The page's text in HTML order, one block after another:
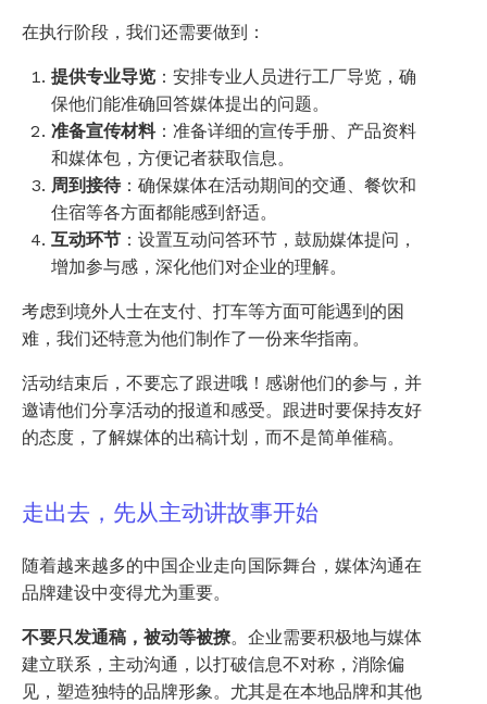
在执行阶段，我们还需要做到：
提供专业导览 ：安排专业人员进行工厂导览，确
保他们能准确回答媒体提出的问题。
准备宣传材料：准备详细的宣传手册、产品资料
和媒体包，方便记者获取信息。
周到接待：确保媒体在活动期间的交通、餐饮和
住宿等各方面都能感到舒适。
互动环节 ：设置互动问答环节，鼓励媒体提问，
增加参与感，深化他们对企业的理解。
考虑到境外人士在支付、打车等方面可能遇到的困
难，我们还特意为他们制作了一份来华指南。
活动结束后，不要忘了跟进哦！感谢他们的参与，并
邀请他们分享活动的报道和感受。跟进时要保持友好
的态度，了解媒体的出稿计划，而不是简单催稿。
走出去，先从主动讲故事开始
随着越来越多的中国企业走向国际舞台，媒体沟通在
品牌建设中变得尤为重要。
不要只发通稿，被动等被撩。企业需要积极地与媒体
建立联系，主动沟通，以打破信息不对称，消除偏
见，塑造独特的品牌形象。尤其是在本地品牌和其他